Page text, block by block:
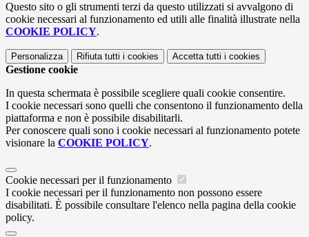
Questo sito o gli strumenti terzi da questo utilizzati si avvalgono di
cookie necessari al funzionamento ed utili alle finalità illustrate nella
COOKIE POLICY.
Personalizza Rifiuta tutti i cookies Accetta tutti i cookies
Gestione cookie
In questa schermata è possibile scegliere quali cookie consentire.
I cookie necessari sono quelli che consentono il funzionamento della
piattaforma e non è possibile disabilitarli.
Per conoscere quali sono i cookie necessari al funzionamento potete
visionare la COOKIE POLICY.
Cookie necessari per il funzionamento
I cookie necessari per il funzionamento non possono essere
disabilitati. È possibile consultare l'elenco nella pagina della cookie
policy.